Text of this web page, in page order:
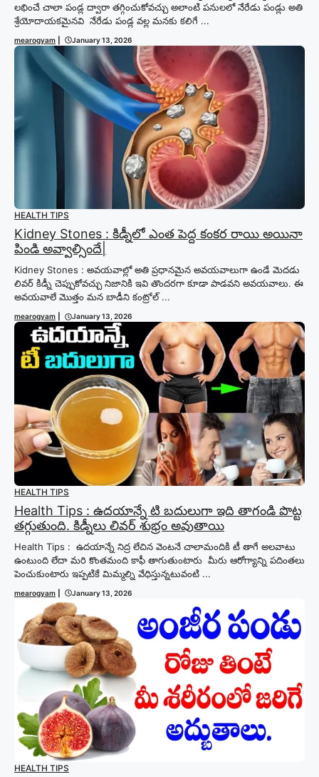
లభించే చాలా పండ్ల ద్వారా తగ్గించుకోవచ్చు అలాంటి పనులలో నేరేడు పండ్లు అతి
శ్రేయోదాయకమైనవి నేరేడు పండ్ల వల్ల మనకు కలిగే ...
mearogyam January 13, 2026
HEALTH TIPS
Kidney Stones : కిడ్నీలో ఎంత పెద్ద కంకర రాయి అయినా
పిండి అవ్వాల్సిందే|
Kidney Stones : అవయవాల్లో అతి ప్రధానమైన అవయవాలుగా ఉండే మెదడు
లివర్ కిడ్నీ చెప్పుకోవచ్చు నిజానికి ఇవి తొందరగా కూడా పాడవని అవయవాలు. ఈ
అవయవాలే మొత్తం మన బాడీని కంట్రోల్ ...
mearogyam January 13, 2026
HEALTH TIPS
Health Tips : ఉదయాన్నే టి బదులుగా ఇది తాగండి పొట్ట
తగ్గుతుంది. కిడ్నీలు లివర్ శుభ్రం అవుతాయి
Health Tips : ఉదయాన్నే నిద్ర లేచిన వెంటనే చాలామందికి టీ తాగే అలవాటు
ఉంటుంది లేదా మరి కొంతమంది కాఫీ తాగుతుంటారు మీరు ఆరోగ్యాన్ని పదింతలు
పెంచుకుంటారు ఇప్పటికే మిమ్మల్ని వేధిస్తున్నటువంటి ...
mearogyam January 13, 2026
HEALTH TIPS